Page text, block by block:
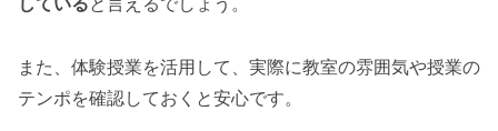
また、体験授業を活用して、実際に教室の雰囲気や授業の
テンポを確認しておくと安心です。